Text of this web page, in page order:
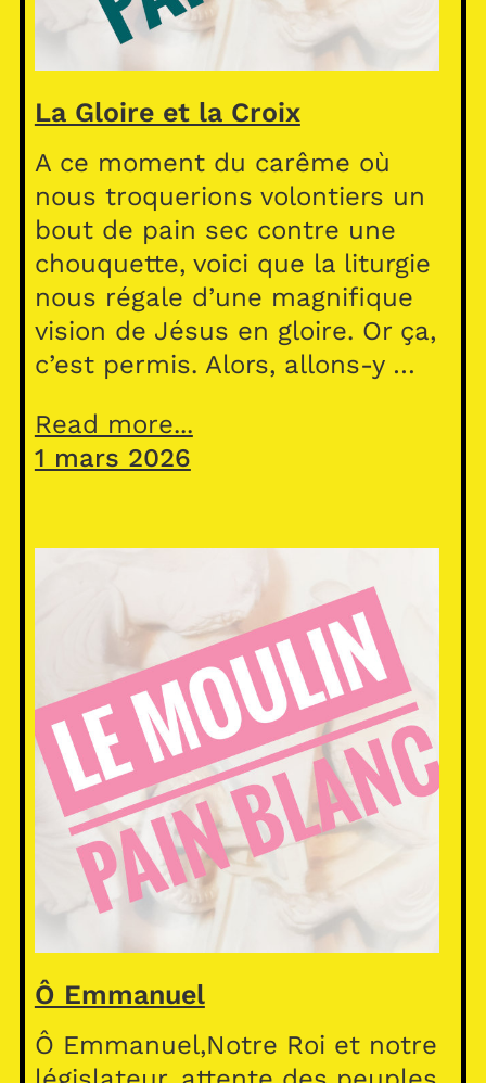
La Gloire et la Croix
A ce moment du carême où
nous troquerions volontiers un
bout de pain sec contre une
chouquette, voici que la liturgie
nous régale d’une magnifique
vision de Jésus en gloire. Or ça,
c’est permis. Alors, allons-y …
Read more...
1 mars 2026
Ô Emmanuel
Ô Emmanuel,Notre Roi et notre